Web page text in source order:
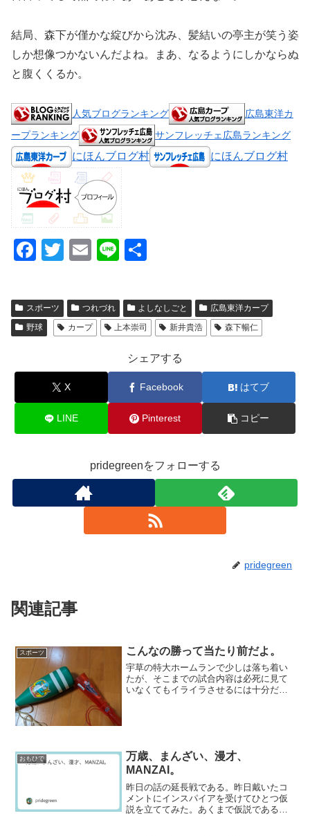
結局、森下が僅かな綻びから沈み、髪結いの亭主が笑う姿
しか想像つかないんだよね。まあ、なるようにしかならぬ
と腹くくるか。
人気ブログランキング
広島東洋カ
ープランキング
サンフレッチェ広島ランキング
にほんブログ村 にほんブログ村
F
c
e
b
k
T
tt
er
E
ail
Li
e
スポーツ つれづれ よしなしごと
広島東洋カープ
野球
カープ 上本崇司 新井貴浩 森下暢仁
シェアする
X Facebook はてブ
LINE Pinterest コピー
pridegreenをフォローする
pridegreen
関連記事
スポーツ こんなの勝って当たり前だよ。
宇草の特大ホームランで少しは落ち着い
たが、そこまでの試合内容は必死に見て
いなくてもイライラさせるには十分だっ
おもひで
万歳、まんざい、漫才、
MANZAI。
昨日の話の延長戦である。昨日戴いたコ
メントにインスパイアを受けてひとつ仮
説を立ててみた。あくまで仮説であるの